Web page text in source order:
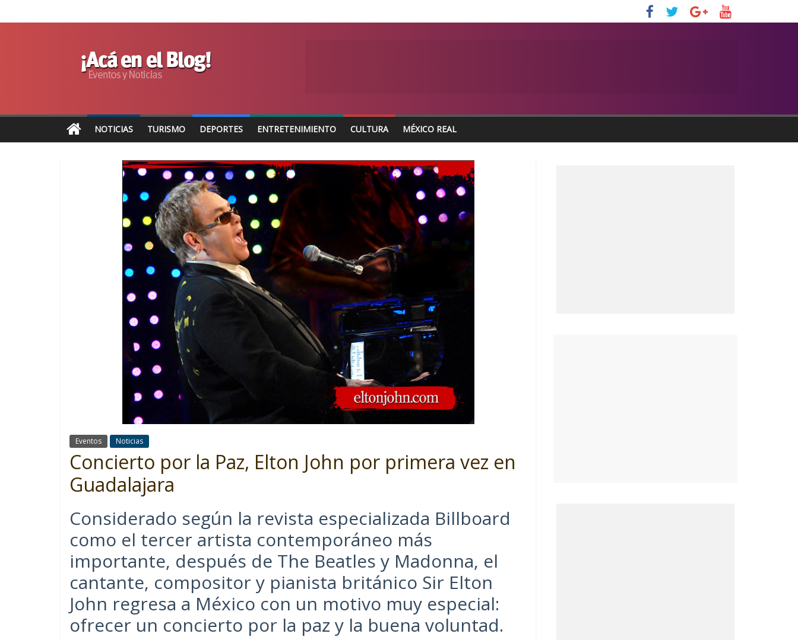
NOTICIAS TURISMO DEPORTES ENTRETENIMIENTO CULTURA MÉXICO REAL
Eventos Noticias
Concierto por la Paz, Elton John por primera vez en
Guadalajara
Considerado según la revista especializada Billboard
como el tercer artista contemporáneo más
importante, después de The Beatles y Madonna, el
cantante, compositor y pianista británico Sir Elton
John regresa a México con un motivo muy especial:
ofrecer un concierto por la paz y la buena voluntad.